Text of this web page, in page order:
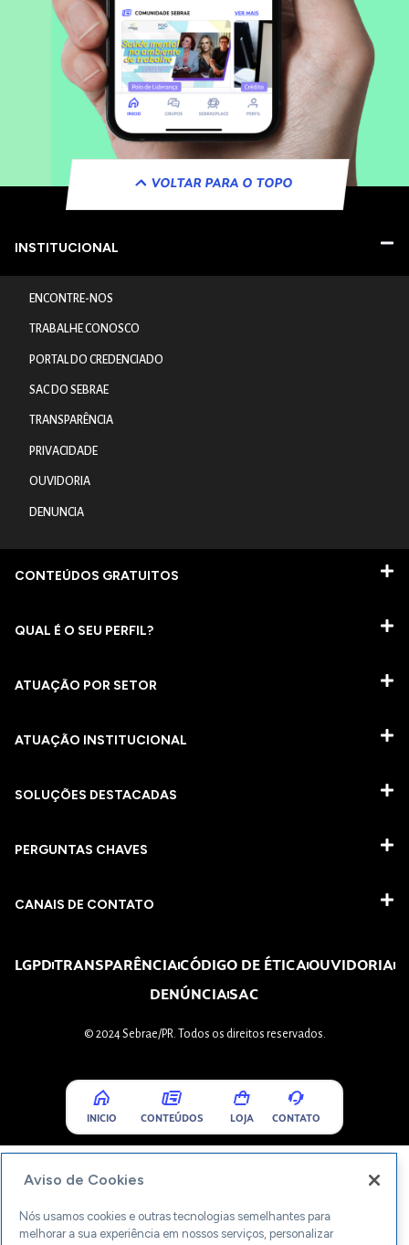
VOLTAR PARA O TOPO
INSTITUCIONAL
ENCONTRE-NOS
TRABALHE CONOSCO
PORTAL DO CREDENCIADO
SAC DO SEBRAE
TRANSPARÊNCIA
PRIVACIDADE
OUVIDORIA
DENUNCIA
CONTEÚDOS GRATUITOS
QUAL É O SEU PERFIL?
ATUAÇÃO POR SETOR
ATUAÇÃO INSTITUCIONAL
SOLUÇÕES DESTACADAS
PERGUNTAS CHAVES​
CANAIS DE CONTATO
LGPDTRANSPARÊNCIACÓDIGO DE ÉTICAOUVIDORIA
DENÚNCIASAC
© 2024 Sebrae/PR. Todos os direitos reservados.
INICIO CONTEÚDOS LOJA CONTATO
Aviso de Cookies
Nós usamos cookies e outras tecnologias semelhantes para
melhorar a sua experiência em nossos serviços, personalizar